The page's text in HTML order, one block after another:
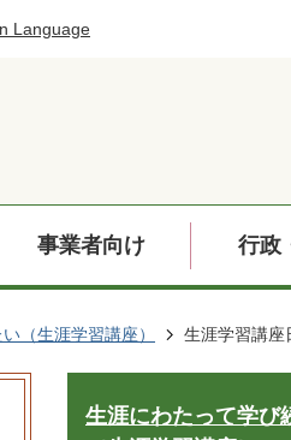
Language
事業者向け 行政
（生涯学習講座） 生涯学習講座
生涯にわたって学び